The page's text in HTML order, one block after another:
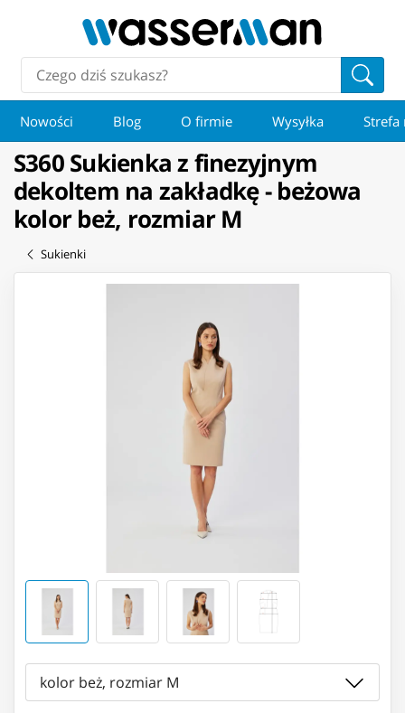
Nowości Blog O firmie Wysyłka Strefa
S360 Sukienka z finezyjnym
dekoltem na zakładkę - beżowa
kolor beż, rozmiar M
Sukienki
kolor beż, rozmiar M